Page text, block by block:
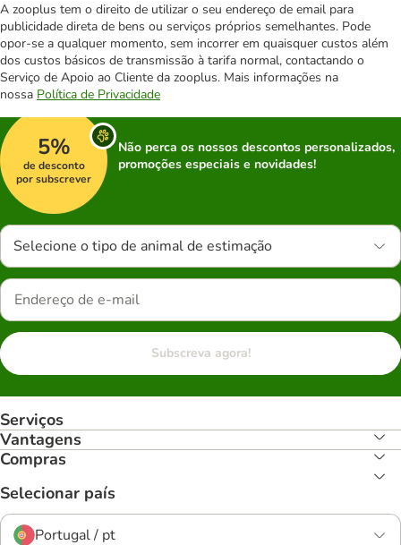
A zooplus tem o direito de utilizar o seu endereço de email para
publicidade direta de bens ou serviços próprios semelhantes. Pode
opor-se a qualquer momento, sem incorrer em quaisquer custos além
dos custos básicos de transmissão à tarifa normal, contactando o
Serviço de Apoio ao Cliente da zooplus. Mais informações na
nossa Política de Privacidade
5%
de desconto
por subscrever
Não perca os nossos descontos personalizados,
promoções especiais e novidades!
Selecione o tipo de animal de estimação
Subscreva agora!
Serviços
Vantagens
Compras
Selecionar país
Portugal / pt